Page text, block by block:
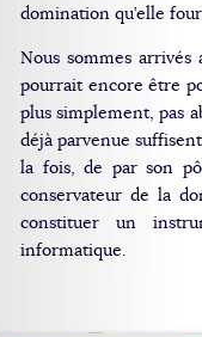
domination qu’elle
Nous sommes
pourrait encore être
plus simplement, pas
déjà parvenue
la fois, de par son
conservateur de la
constituer un
informatique.